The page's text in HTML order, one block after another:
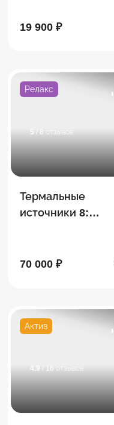
19 900 ₽
Релакс
5 / 8 отзывов
Термальные
источники 8:
эко-ферма,
70 000 ₽
Актив
4.9 / 16 отзывов